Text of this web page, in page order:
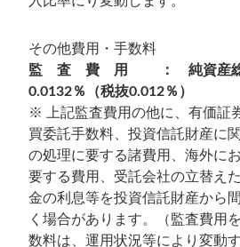
その他費用・手数料
監 査 費 用 ： 純資産総
0.0132％（税抜0.012％）
※ 上記監査費用の他に、有価証
買委託手数料、投資信託財産に
の処理に要する諸費用、海外に
要する費用、受託会社の立替え
金の利息等を投資信託財産から
く場合があります。（監査費用
数料は、運用状況等により変動